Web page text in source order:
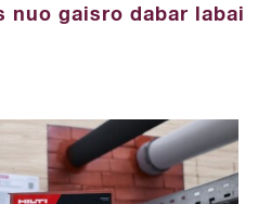
nuo gaisro dabar labai